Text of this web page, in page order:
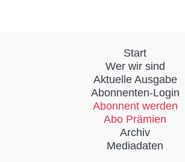
Start
Wer wir sind
Aktuelle Ausgabe
Abonnenten-Login
Abonnent werden
Abo Prämien
Archiv
Mediadaten